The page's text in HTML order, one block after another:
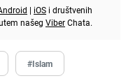
| iOS i društvenih
našeg ViberChata.
#Islam